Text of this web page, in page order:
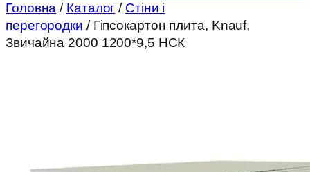
Головна / Каталог / Стіни і
перегородки / Гіпсокартон плита, Knauf,
Звичайна 2000 1200*9,5 НСК